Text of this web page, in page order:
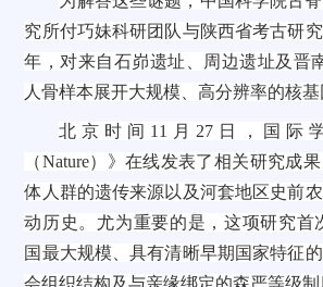
究所付巧妹科研团队与陕西省考古研
年，对来自石峁遗址、周边遗址及晋
人骨样本展开大规模、高分辨率的核基
北京时间11月27日，国际
（Nature）》在线发表了相关研究成
体人群的遗传来源以及河套地区史前
动历史。尤为重要的是，这项研究首
国最大规模、具有清晰早期国家特征
会组织结构及与亲缘绑定的森严等级制